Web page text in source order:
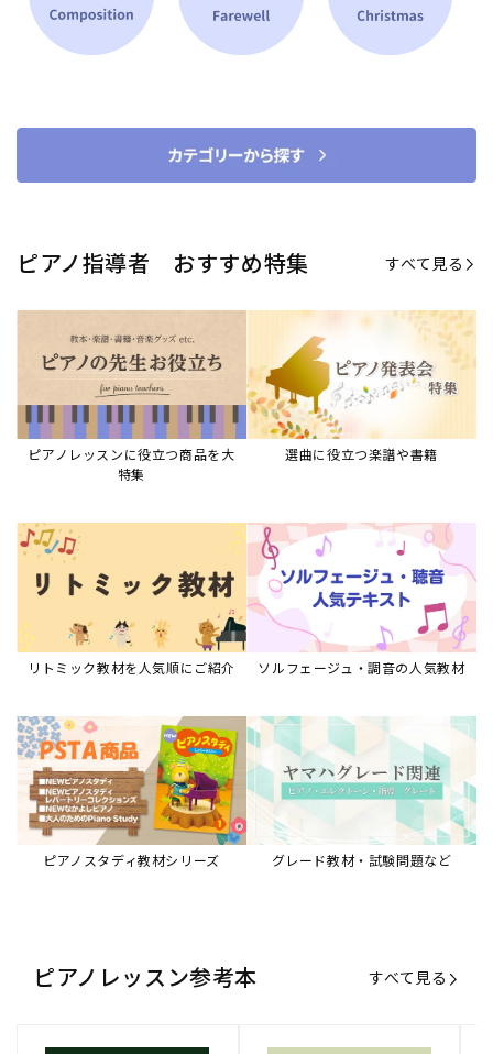
ピアノ指導者 おすすめ特集 すべて見る
ピアノレッスンに役立つ商品を大
特集
選曲に役立つ楽譜や書籍
リトミック教材を人気順にご紹介 ソルフェージュ・調音の人気教材
ピアノスタディ教材シリーズ グレード教材・試験問題など
ピアノレッスン参考本 すべて見る